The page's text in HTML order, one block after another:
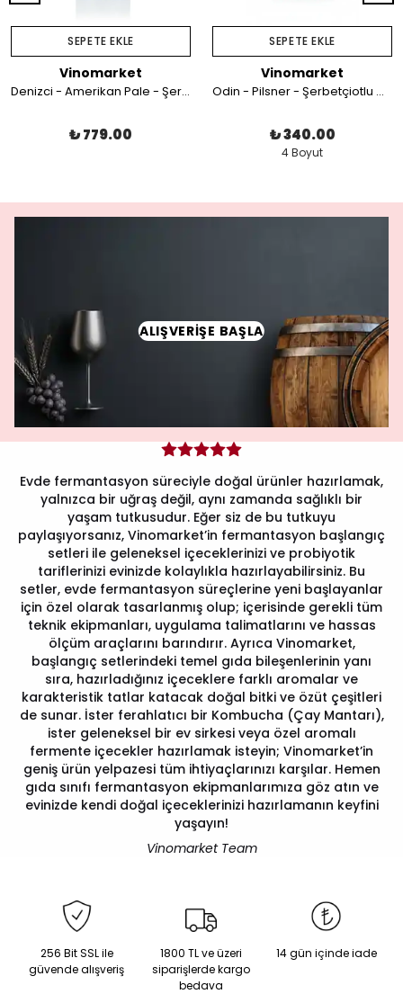
SEPETE EKLE
Vinomarket
Denizci - Amerikan Pale - Şerbetçiotlu Malt Özü
₺ 779.00
SEPETE EKLE
Vinomarket
Odin - Pilsner - Şerbetçiotlu Malt Özü
₺ 340.00
4 Boyut
ALIŞVERİŞE BAŞLA
Evde fermantasyon süreciyle doğal ürünler hazırlamak,
yalnızca bir uğraş değil, aynı zamanda sağlıklı bir
yaşam tutkusudur. Eğer siz de bu tutkuyu
paylaşıyorsanız, Vinomarket’in fermantasyon başlangıç
setleri ile geleneksel içeceklerinizi ve probiyotik
tariflerinizi evinizde kolaylıkla hazırlayabilirsiniz. ​Bu
setler, evde fermantasyon süreçlerine yeni başlayanlar
için özel olarak tasarlanmış olup; içerisinde gerekli tüm
teknik ekipmanları, uygulama talimatlarını ve hassas
ölçüm araçlarını barındırır. Ayrıca Vinomarket,
başlangıç setlerindeki temel gıda bileşenlerinin yanı
sıra, hazırladığınız içeceklere farklı aromalar ve
karakteristik tatlar katacak doğal bitki ve özüt çeşitleri
de sunar. ​İster ferahlatıcı bir Kombucha (Çay Mantarı),
ister geleneksel bir ev sirkesi veya özel aromalı
fermente içecekler hazırlamak isteyin; Vinomarket’in
geniş ürün yelpazesi tüm ihtiyaçlarınızı karşılar. Hemen
gıda sınıfı fermantasyon ekipmanlarımıza göz atın ve
evinizde kendi doğal içeceklerinizi hazırlamanın keyfini
yaşayın!
Vinomarket Team
256 Bit SSL ile
güvende alışveriş
1800 TL ve üzeri
siparişlerde kargo
bedava
14 gün içinde iade